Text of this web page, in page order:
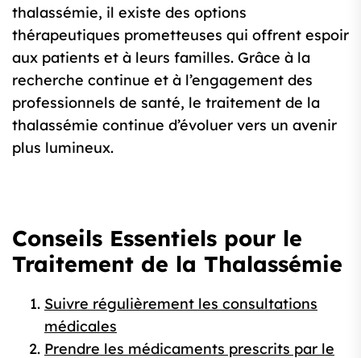
thalassémie, il existe des options
thérapeutiques prometteuses qui offrent espoir
aux patients et à leurs familles. Grâce à la
recherche continue et à l’engagement des
professionnels de santé, le traitement de la
thalassémie continue d’évoluer vers un avenir
plus lumineux.
Conseils Essentiels pour le
Traitement de la Thalassémie
Suivre régulièrement les consultations
médicales
Prendre les médicaments prescrits par le